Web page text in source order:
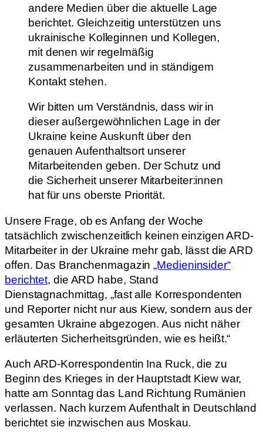
andere Medien über die aktuelle Lage
berichtet. Gleichzeitig unterstützen uns
ukrainische Kolleginnen und Kollegen,
mit denen wir regelmäßig
zusammenarbeiten und in ständigem
Kontakt stehen.
Wir bitten um Verständnis, dass wir in
dieser außergewöhnlichen Lage in der
Ukraine keine Auskunft über den
genauen Aufenthaltsort unserer
Mitarbeitenden geben. Der Schutz und
die Sicherheit unserer Mitarbeiter:innen
hat für uns oberste Priorität.
Unsere Frage, ob es Anfang der Woche
tatsächlich zwischenzeitlich keinen einzigen ARD-
Mitarbeiter in der Ukraine mehr gab, lässt die ARD
offen. Das Branchenmagazin„Medieninsider“
berichtet, die ARD habe, Stand
Dienstagnachmittag, „fast alle Korrespondenten
und Reporter nicht nur aus Kiew, sondern aus der
gesamten Ukraine abgezogen. Aus nicht näher
erläuterten Sicherheitsgründen, wie es heißt.“
Auch ARD-Korrespondentin Ina Ruck, die zu
Beginn des Krieges in der Hauptstadt Kiew war,
hatte am Sonntag das Land Richtung Rumänien
verlassen. Nach kurzem Aufenthalt in Deutschland
berichtet sie inzwischen aus Moskau.